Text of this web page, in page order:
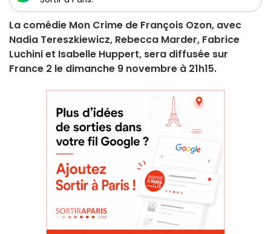
La comédie Mon Crime de François Ozon, avec
Nadia Tereszkiewicz, Rebecca Marder, Fabrice
Luchini et Isabelle Huppert, sera diffusée sur
France 2 le dimanche 9 novembre à 21h15.